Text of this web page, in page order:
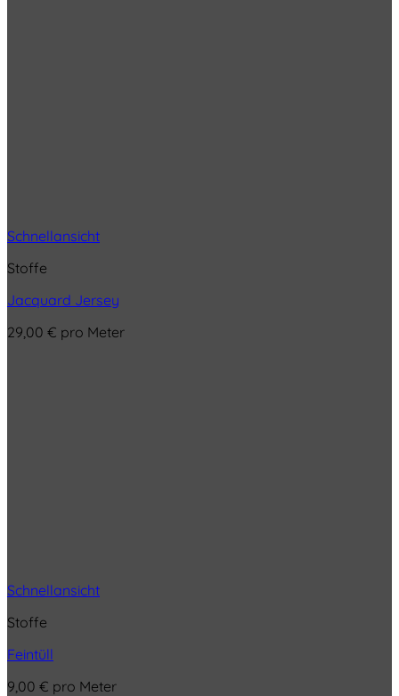
Schnellansicht
Stoffe
Jacquard Jersey
29,00 € pro Meter
Schnellansicht
Stoffe
Feintüll
9,00 € pro Meter